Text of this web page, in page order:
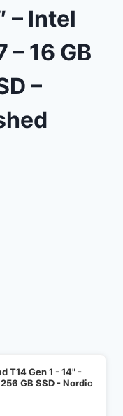
– Intel
– 16 GB
–
T14 Gen 1 - 14" -
GB SSD - Nordic